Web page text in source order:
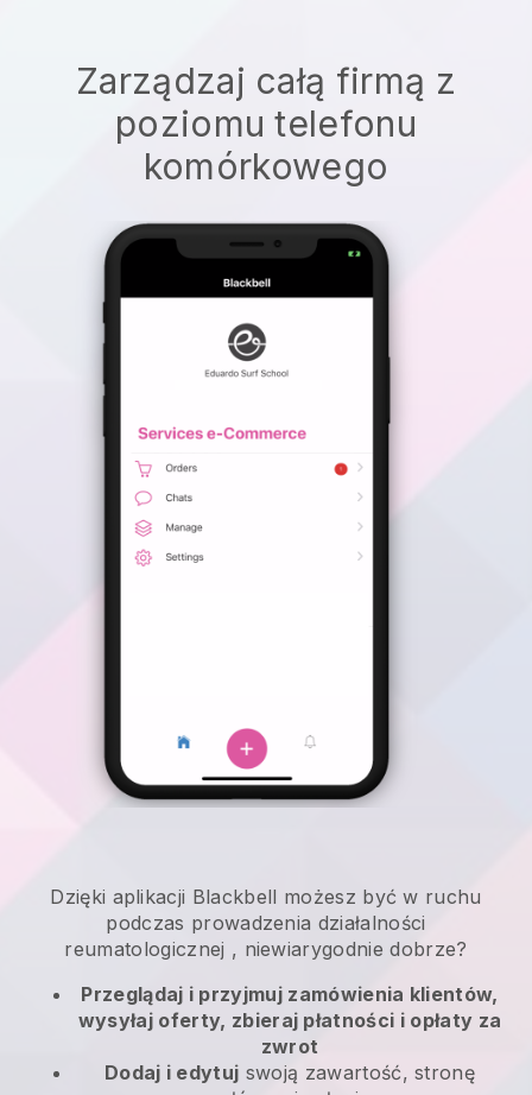
Zarządzaj całą firmą z
poziomu telefonu
komórkowego
Dzięki aplikacji Blackbell możesz być w ruchu
podczas prowadzenia działalności
reumatologicznej , niewiarygodnie dobrze?
Przeglądaj i przyjmuj zamówienia klientów,
wysyłaj oferty, zbieraj płatności i opłaty za
zwrot
Dodaj i edytuj swoją zawartość, stronę